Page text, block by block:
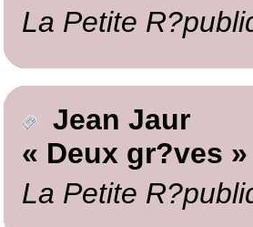
La Petite
Jean Jaur
« Deux gr?ves »
La Petite